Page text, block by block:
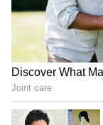
మధు" సినిమాలోని
చరిత్రలో
పేరిట ఇవ్వబడే ఈ
సత్తా ఏంటో
ప్రైమ్ అలాగే ఆహలో